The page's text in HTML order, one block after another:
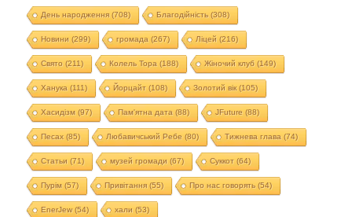
День народження(708) Благодійність (308)
Новини (299) громада (267) Ліцей (216)
Свято (211) Колель Тора (188) Жіночий клуб (149)
Ханука (111) Йорцайт (108) Золотий вік(105)
Хасидізм (97) Пам'ятна дата (88) JFuture (88)
Песах(85) Любавичський Ребе (80) Тижнева глава (74)
Статьи (71) музей громади (67) Суккот (64)
Пурім (57) Привітання(55) Про нас говорять (54)
EnerJew(54) хали (53)